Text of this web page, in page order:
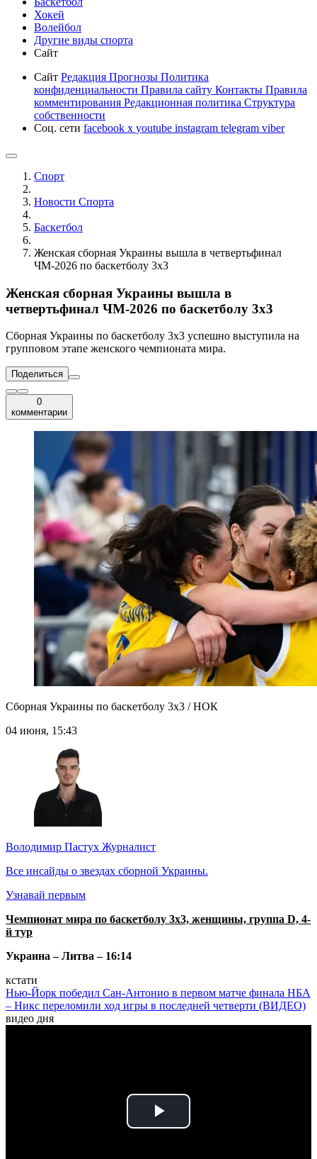
Хокей
Волейбол
Другие виды спорта
Сайт
Сайт Редакция Прогнозы Политика
конфиденциальности Правила сайту Контакты Правила
комментирования Редакционная политика Структура
собственности
Соц. сети facebook x youtube instagram telegram viber
Спорт
Новости Cпорта
Баскетбол
Женская сборная Украины вышла в четвертьфинал
ЧМ-2026 по баскетболу 3х3
Женская сборная Украины вышла в
четвертьфинал ЧМ-2026 по баскетболу 3х3
Сборная Украины по баскетболу 3х3 успешно выступила на
групповом этапе женского чемпионата мира.
Поделиться
0
комментарии
Сборная Украины по баскетболу 3х3 / НОК
04 июня, 15:43
Володимир Пастух Журналист
Все инсайды о звездах сборной Украины.
Узнавай первым
Чемпионат мира по баскетболу 3х3, женщины, группа D, 4-
й тур
Украина – Литва – 16:14
кстати
Нью-Йорк победил Сан-Антонио в первом матче финала НБА
– Никс переломили ход игры в последней четверти (ВИДЕО)
видео дня
Play